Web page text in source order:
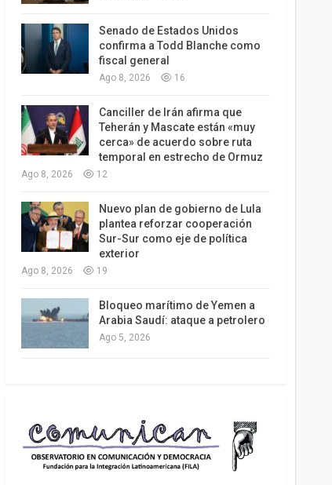
Senado de Estados Unidos
confirma a Todd Blanche como
fiscal general
Ago 8, 2026 16
Canciller de Irán afirma que
Teherán y Mascate están «muy
cerca» de acuerdo sobre ruta
temporal en estrecho de Ormuz
Ago 8, 2026 12
Nuevo plan de gobierno de Lula
plantea reforzar cooperación
Sur-Sur como eje de política
exterior
Ago 8, 2026 19
Bloqueo marítimo de Yemen a
Arabia Saudí: ataque a petrolero
Ago 5, 2026